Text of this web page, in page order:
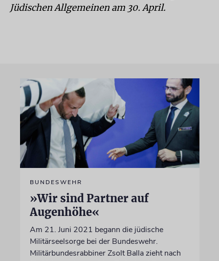
Jüdischen Allgemeinen am 30. April.
BUNDESWEHR
»Wir sind Partner auf
Augenhöhe«
Am 21. Juni 2021 begann die jüdische
Militärseelsorge bei der Bundeswehr.
Militärbundesrabbiner Zsolt Balla zieht nach